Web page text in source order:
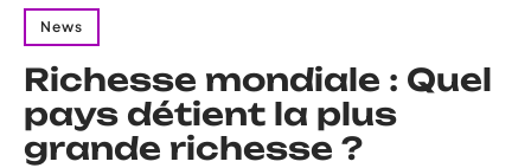
News
Richesse mondiale : Quel
pays détient la plus
grande richesse ?